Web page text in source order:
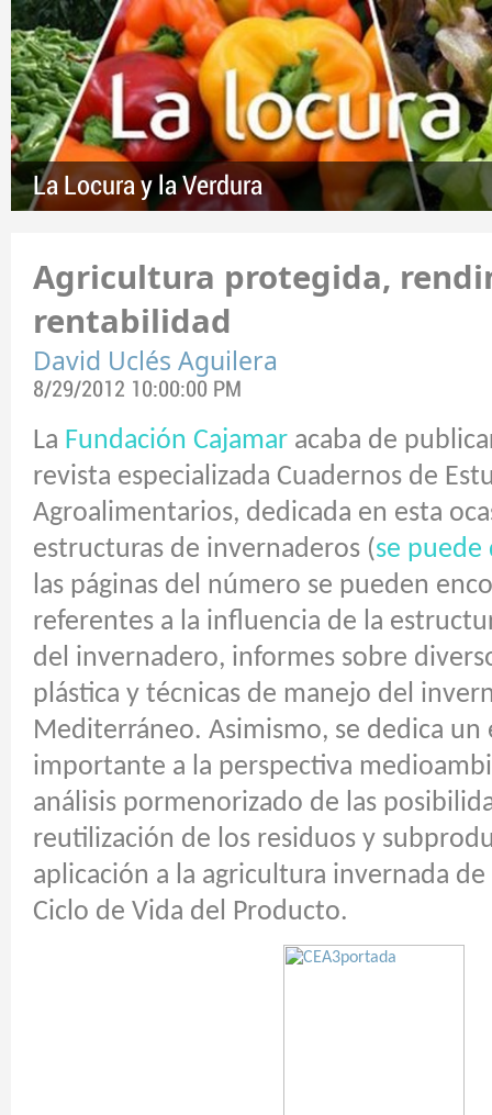
La Locura y la Verdura
Agricultura protegida,
rentabilidad
David Uclés Aguilera
8/29/2012 10:00:00 PM
La Fundación Cajamar acaba de
revista especializada Cuadernos de
Agroalimentarios, dedicada en esta
estructuras de invernaderos (se puede
las páginas del número se pueden
referentes a la influencia de la
del invernadero, informes sobre
plástica y técnicas de manejo del
Mediterráneo. Asimismo, se dedica un
importante a la perspectiva
análisis pormenorizado de las
reutilización de los residuos y
aplicación a la agricultura invernada
Ciclo de Vida del Producto.